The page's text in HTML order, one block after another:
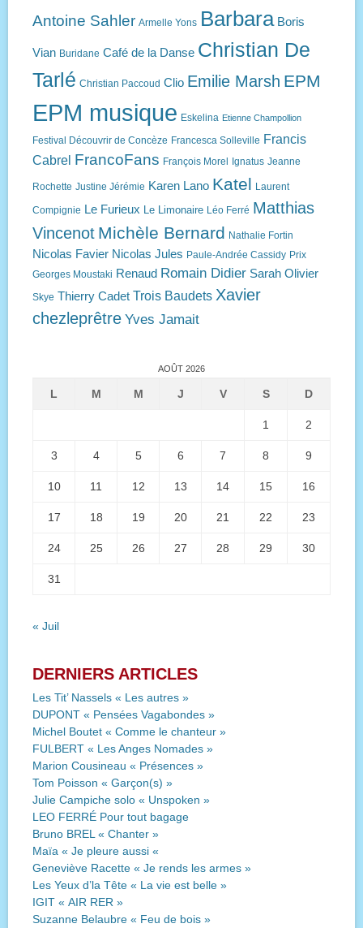
Antoine Sahler Armelle Yons Barbara Boris
Vian Buridane Café de la Danse Christian De
Tarlé Christian Paccoud Clio Emilie Marsh EPM
EPM musique Eskelina Etienne Champollion
Festival Découvrir de Concèze Francesca Solleville Francis
Cabrel FrancoFans François Morel Ignatus Jeanne
Rochette Justine Jérémie Karen Lano Katel Laurent
Compignie Le Furieux Le Limonaire Léo Ferré Matthias
Vincenot Michèle Bernard Nathalie Fortin
Nicolas Favier Nicolas Jules Paule-Andrée Cassidy Prix
Georges Moustaki Renaud Romain Didier Sarah Olivier
Skye Thierry Cadet Trois Baudets Xavier
chezleprêtre Yves Jamait
AOÛT 2026
L M M J V S D
1 2
3 4 5 6 7 8 9
10 11 12 13 14 15 16
17 18 19 20 21 22 23
24 25 26 27 28 29 30
31
« Juil
DERNIERS ARTICLES
Les Tit’ Nassels « Les autres »
DUPONT « Pensées Vagabondes »
Michel Boutet « Comme le chanteur »
FULBERT « Les Anges Nomades »
Marion Cousineau « Présences »
Tom Poisson « Garçon(s) »
Julie Campiche solo « Unspoken »
LEO FERRÉ Pour tout bagage
Bruno BREL « Chanter »
Maïa « Je pleure aussi «
Geneviève Racette « Je rends les armes »
Les Yeux d’la Tête « La vie est belle »
IGIT « AIR RER »
Suzanne Belaubre « Feu de bois »